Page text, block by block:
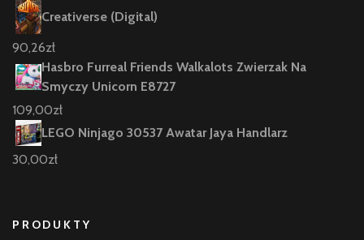
Creativerse (Digital)
90,26zł
Hasbro Furreal Friends Walkalots Zwierzak Na
Smyczy Unicorn E8727
109,00zł
LEGO Ninjago 30537 Awatar Jaya Handlarz
30,00zł
PRODUKTY